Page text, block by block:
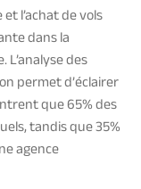
l’achat de vols
dans la
des
permet d’éclairer
que 65% des
tandis que 35%
agence